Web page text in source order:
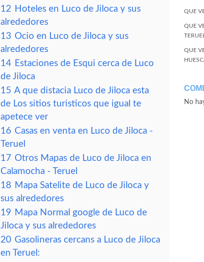
12 Hoteles en Luco de Jiloca y sus
alrededores
13 Ocio en Luco de Jiloca y sus
alrededores
14 Estaciones de Esqui cerca de Luco
de Jiloca
15 A que distacia Luco de Jiloca esta
de Los sitios turisticos que igual te
apetece ver
16 Casas en venta en Luco de Jiloca -
Teruel
17 Otros Mapas de Luco de Jiloca en
Calamocha - Teruel
18 Mapa Satelite de Luco de Jiloca y
sus alrededores
19 Mapa Normal google de Luco de
Jiloca y sus alrededores
20 Gasolineras cercans a Luco de Jiloca
en Teruel:
QUE
QUE
TERUEL
QUE
No